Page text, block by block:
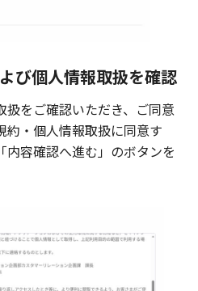
び個人情報取扱を確認
をご確認いただき、ご同意
約・個人情報取扱に同意す
内容確認へ進む」のボタンを